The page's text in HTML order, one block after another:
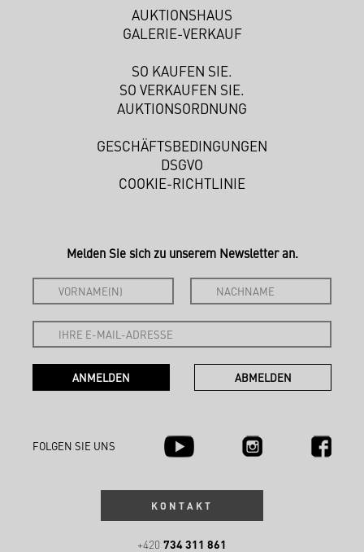
AUKTIONSHAUS
GALERIE-VERKAUF
SO KAUFEN SIE.
SO VERKAUFEN SIE.
AUKTIONSORDNUNG
GESCHÄFTSBEDINGUNGEN
DSGVO
COOKIE-RICHTLINIE
Melden Sie sich zu unserem Newsletter an.
FOLGEN SIE UNS
KONTAKT
+420 734 311 861